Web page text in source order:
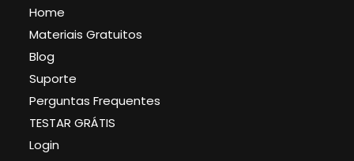
Home
Materiais Gratuitos
Blog
Suporte
Perguntas Frequentes
TESTAR GRÁTIS
Login